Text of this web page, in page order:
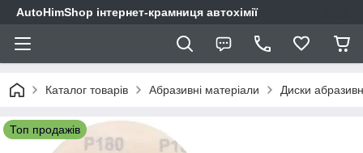
AutoHimShop інтернет-крамниця автохімії
Каталог товарів Абразивні матеріали Диски
Топ продажів